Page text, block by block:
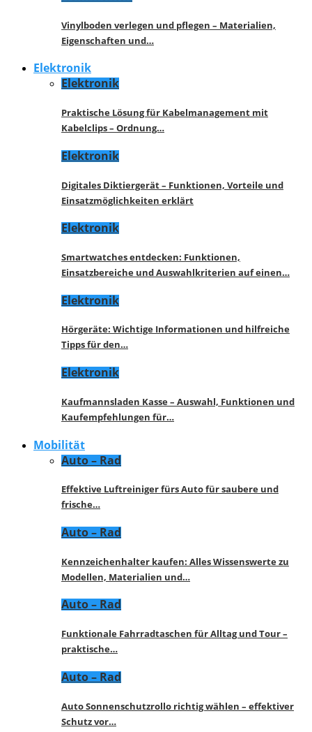
Vinylboden verlegen und pflegen – Materialien,
Eigenschaften und…
Elektronik
Elektronik
Praktische Lösung für Kabelmanagement mit
Kabelclips – Ordnung…
Elektronik
Digitales Diktiergerät – Funktionen, Vorteile und
Einsatzmöglichkeiten erklärt
Elektronik
Smartwatches entdecken: Funktionen,
Einsatzbereiche und Auswahlkriterien auf einen…
Elektronik
Hörgeräte: Wichtige Informationen und hilfreiche
Tipps für den…
Elektronik
Kaufmannsladen Kasse – Auswahl, Funktionen und
Kaufempfehlungen für…
Mobilität
Auto – Rad
Effektive Luftreiniger fürs Auto für saubere und
frische…
Auto – Rad
Kennzeichenhalter kaufen: Alles Wissenswerte zu
Modellen, Materialien und…
Auto – Rad
Funktionale Fahrradtaschen für Alltag und Tour –
praktische…
Auto – Rad
Auto Sonnenschutzrollo richtig wählen – effektiver
Schutz vor…